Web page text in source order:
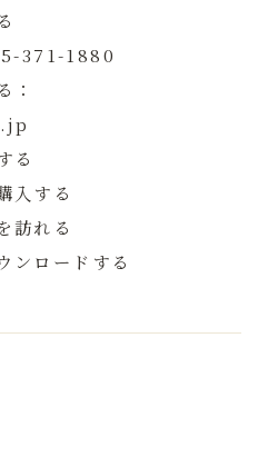
371-1880
：
る
入する
訪れる
ンロードする